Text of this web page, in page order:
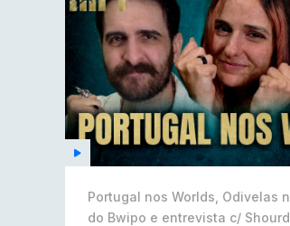
Portugal nos Worlds, Odivelas
do Bwipo e entrevista c/